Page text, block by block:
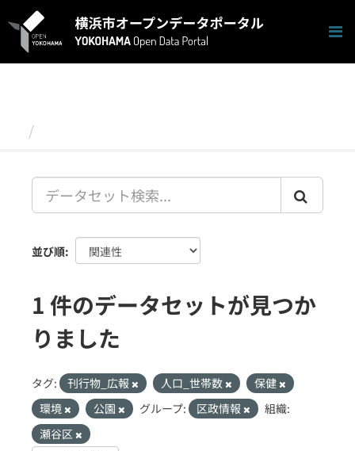
キ
並び順
1 件のデータセットが見つか
りました
タグ: 刊行物_広報 人口_世帯数
保健
環境
公園 グループ: 区政情報
組織:
瀬谷区